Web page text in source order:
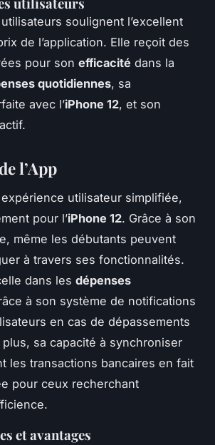
soulignent l’excellent
de l’application. Elle reçoit des
pour son efficacité dans la
quotidiennes, sa
avec l’iPhone 12, et son
l’App
utilisateur simplifiée,
pour l’iPhone 12. Grâce à son
même les débutants peuvent
à travers ses fonctionnalités.
dans les dépenses
à son système de notifications
en cas de dépassements
sa capacité à synchroniser
les transactions bancaires en fait
pour ceux recherchant
et avantages